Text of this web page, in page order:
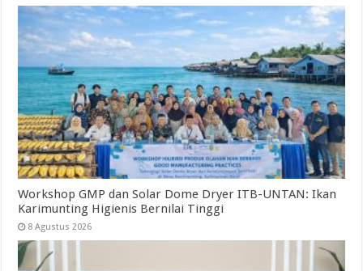
Workshop GMP dan Solar Dome Dryer ITB-UNTAN: Ikan
Karimunting Higienis Bernilai Tinggi
8 Agustus 2026